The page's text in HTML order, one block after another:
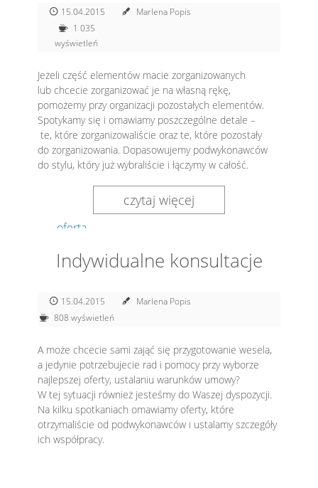
15.04.2015
Marlena Popis
1 035
wyświetleń
Jeżeli część elementów macie zorganizowanych
lub chcecie zorganizować je na własną rękę,
pomożemy przy organizacji pozostałych elementów.
Spotykamy się i omawiamy poszczególne detale –
te, które zorganizowaliście oraz te, które pozostały
do zorganizowania. Dopasowujemy podwykonawców
do stylu, który już wybraliście i łączymy w całość.
czytaj więcej
oferta
Indywidualne konsultacje
15.04.2015
Marlena Popis
808 wyświetleń
A może chcecie sami zająć się przygotowanie wesela,
a jedynie potrzebujecie rad i pomocy przy wyborze
najlepszej oferty, ustalaniu warunków umowy?
W tej sytuacji również jesteśmy do Waszej dyspozycji.
Na kilku spotkaniach omawiamy oferty, które
otrzymaliście od podwykonawców i ustalamy szczegóły
ich współpracy.